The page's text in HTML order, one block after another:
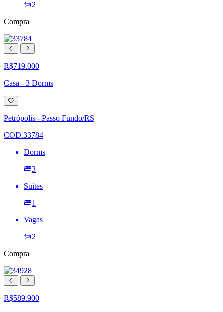
2
Compra
R$719.000
Casa - 3 Dorms
Adicionar
à
lista
de
Petrópolis - Passo Fundo/RS
COD.33784
Dorms
3
Suites
1
Vagas
2
Compra
R$589.900